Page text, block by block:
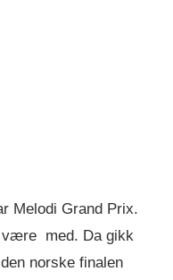
Melodi Grand Prix.
være med. Da gikk
norske finalen